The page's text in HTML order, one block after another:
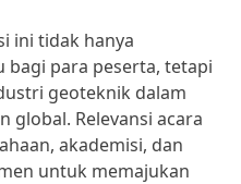
ini tidak hanya
bagi para peserta, tetapi
geoteknik dalam
global. Relevansi acara
akademisi, dan
untuk memajukan